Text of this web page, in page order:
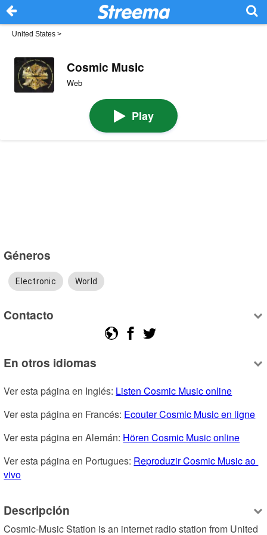
United States >
Cosmic Music
Web
Play
Géneros
Electronic World
Contacto
En otros idiomas
Ver esta página en Inglés: Listen Cosmic Music online
Ver esta página en Francés: Ecouter Cosmic Music en ligne
Ver esta página en Alemán: Hören Cosmic Music online
Ver esta página en Portugues: Reproduzir Cosmic Music ao
vivo
Descripción
Cosmic-Music Station is an internet radio station from United